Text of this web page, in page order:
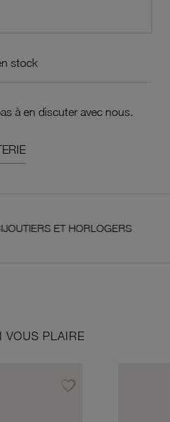
stock
à en discuter avec nous.
ET HORLOGERS
VOUS PLAIRE
favorite_borderAjouter à vos favoris